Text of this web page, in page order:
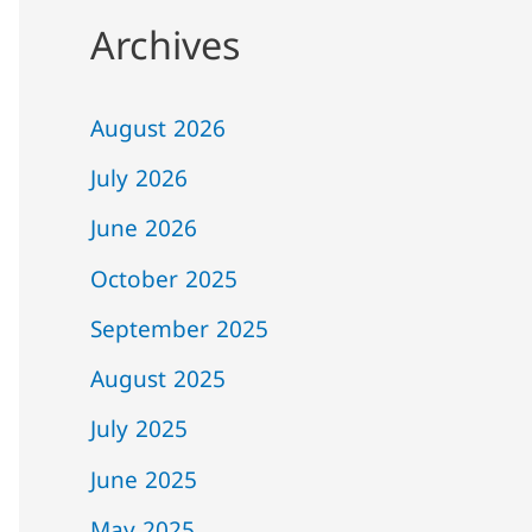
Archives
August 2026
July 2026
June 2026
October 2025
September 2025
August 2025
July 2025
June 2025